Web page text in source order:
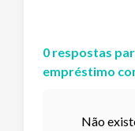
0 respostas
empréstimo
Não